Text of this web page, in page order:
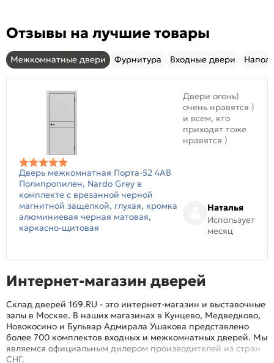
Отзывы на лучшие товары
Межкомнатные двери Фурнитура Входные двери
Дверь межкомнатная Порта-52 4AB
Полипропилен, Nardo Grey в
комплекте с врезанной черной
магнитной защелкой, глухая, кромка
алюминиевая черная матовая,
каркасно-щитовая
Двери огонь)
очень нравятся )
и всем, кто
приходят тоже
нравятся )
Наталья
Использует
месяц
Интернет-магазин дверей
Склад дверей 169.RU - это интернет-магазин и выставочные
залы в Москве. В наших магазинах в Кунцево, Медведково,
Новокосино и Бульвар Адмирала Ушакова представлено
более 700 комплектов входных и межкомнатных дверей. Мы
являемся официальным дилером производителей из стран
СНГ.